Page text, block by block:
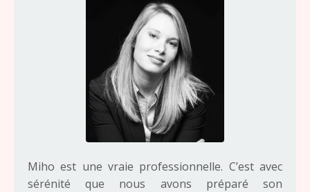
Miho est une vraie professionnelle. C’est avec
sérénité que nous avons préparé son